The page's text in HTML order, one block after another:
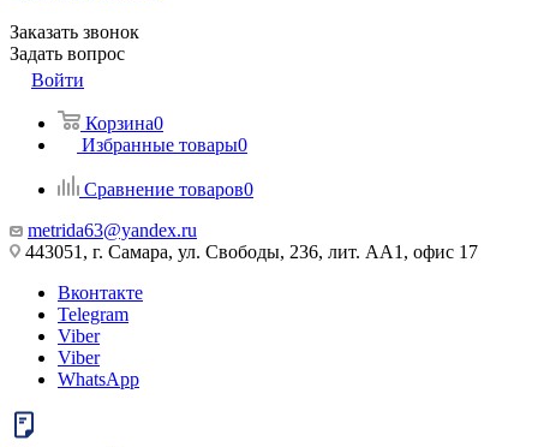
Заказать звонок
Задать вопрос
Войти
Корзина0
Избранные товары0
Сравнение товаров0
metrida63@yandex.ru
443051, г. Самара, ул. Свободы, 236, лит. АА1, офис 17
Вконтакте
Telegram
Viber
Viber
WhatsApp